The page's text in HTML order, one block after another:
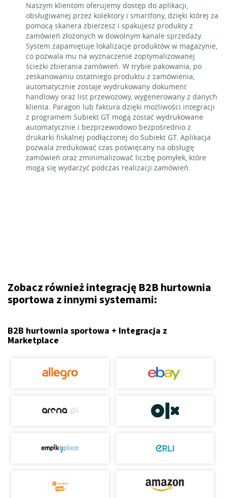
Naszym klientom oferujemy dostęp do aplikacji,
obsługiwanej przez kolektory i smartfony, dzięki której za
pomocą skanera zbierzesz i spakujesz produkty z
zamówień złożonych w dowolnym kanale sprzedaży.
System zapamiętuje lokalizacje produktów w magazynie,
co pozwala mu na wyznaczenie zoptymalizowanej
ścieżki zbierania zamówień. W trybie pakowania, po
zeskanowaniu ostatniego produktu z zamówienia,
automatycznie zostaje wydrukowany dokument
handlowy oraz list przewozowy, wygenerowany z danych
klienta. Paragon lub faktura dzięki możliwości integracji
z programem Subiekt GT mogą zostać wydrukowane
automatycznie i bezprzewodowo bezpośrednio z
drukarki fiskalnej podłączonej do Subiekt GT. Aplikacja
pozwala zredukować czas poświęcany na obsługę
zamówień oraz zminimalizować liczbę pomyłek, które
mogą się wydarzyć podczas realizacji zamówień.
Zobacz również integrację B2B hurtownia
sportowa z innymi systemami:
B2B hurtownia sportowa + Integracja z
Marketplace